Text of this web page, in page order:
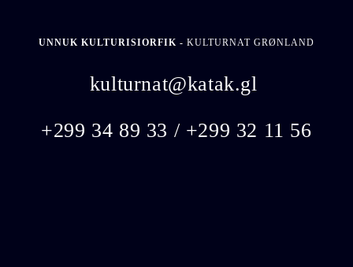
UNNUK KULTURISIORFIK - KULTURNAT GRØNLAND
kulturnat@katak.gl
+299 34 89 33 / +299 32 11 56